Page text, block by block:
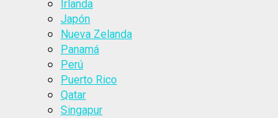
Irlanda
Japón
Nueva Zelanda
Panamá
Perú
Puerto Rico
Qatar
Singapur